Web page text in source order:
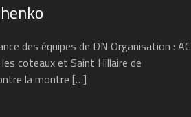
des équipes de DN Organisation : AC
coteaux et Saint Hillaire de
la montre […]